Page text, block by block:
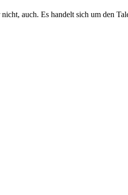
auch. Es handelt sich um den